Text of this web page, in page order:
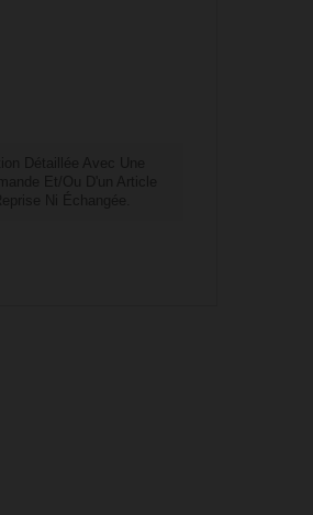
Détaillée Avec Une
Et/ou D'un Article
Ni Échangée.